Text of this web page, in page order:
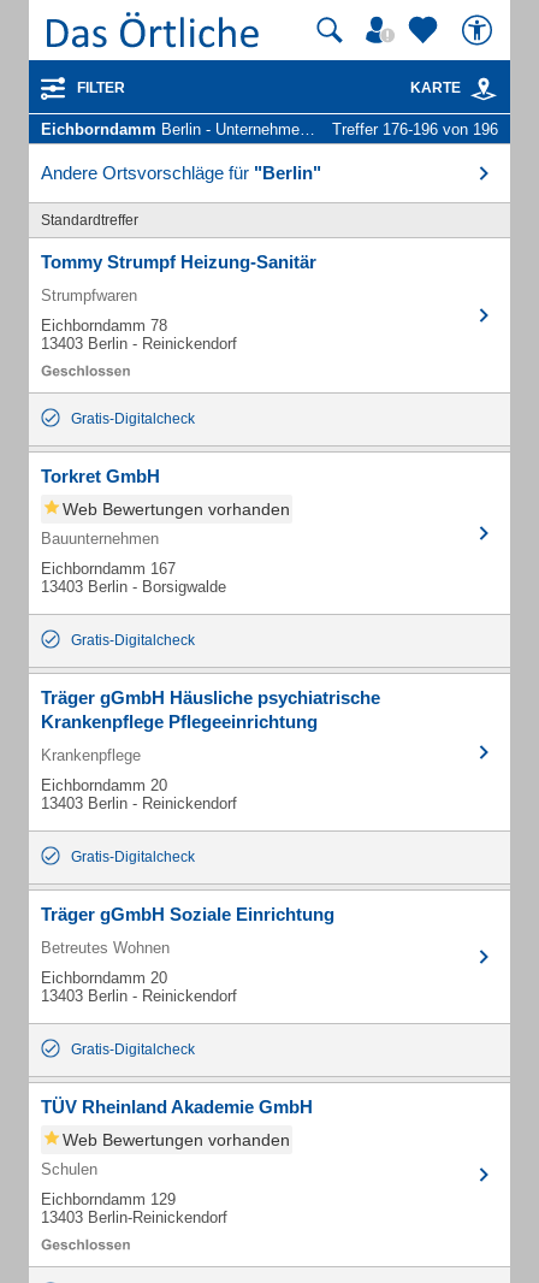
FILTER KARTE
Eichborndamm Berlin - Unternehmen und Personen Treffer 176-196 von 196
Andere Ortsvorschläge für "Berlin"
Standardtreffer
Tommy Strumpf Heizung-Sanitär
Strumpfwaren
Eichborndamm 78
13403 Berlin - Reinickendorf
Gratis-Digitalcheck
Torkret GmbH
Web Bewertungen vorhanden
Bauunternehmen
Eichborndamm 167
13403 Berlin - Borsigwalde
Gratis-Digitalcheck
Träger gGmbH Häusliche psychiatrische
Krankenpflege Pflegeeinrichtung
Krankenpflege
Eichborndamm 20
13403 Berlin - Reinickendorf
Gratis-Digitalcheck
Träger gGmbH Soziale Einrichtung
Betreutes Wohnen
Eichborndamm 20
13403 Berlin - Reinickendorf
Gratis-Digitalcheck
TÜV Rheinland Akademie GmbH
Web Bewertungen vorhanden
Schulen
Eichborndamm 129
13403 Berlin-Reinickendorf